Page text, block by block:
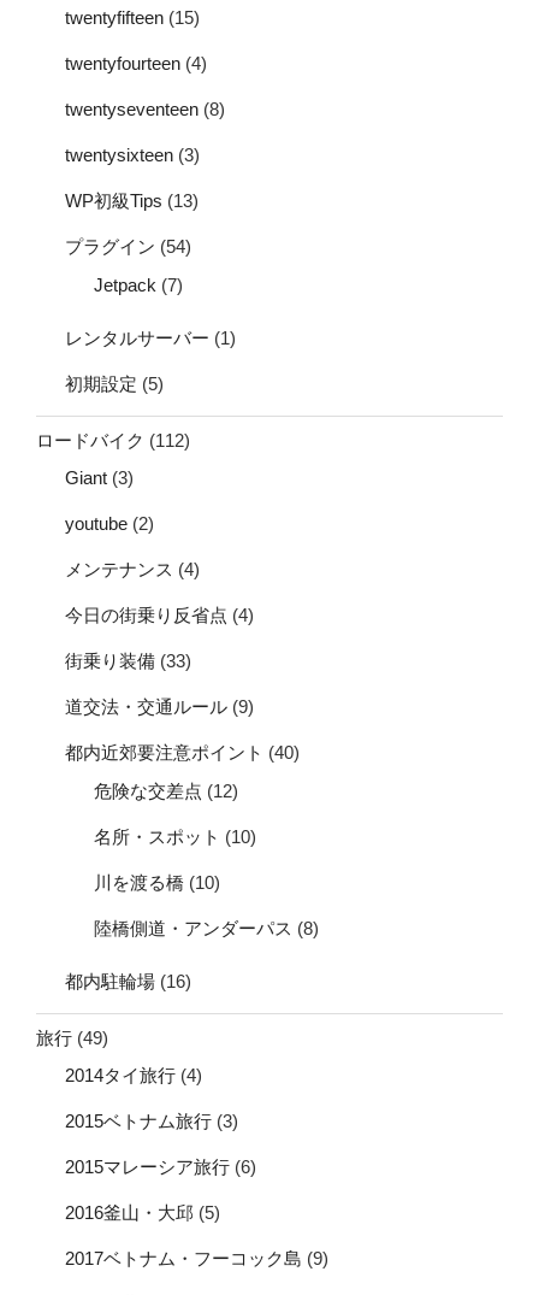
twentyfifteen (15)
twentyfourteen (4)
twentyseventeen (8)
twentysixteen (3)
WP初級Tips (13)
プラグイン (54)
Jetpack (7)
レンタルサーバー (1)
初期設定 (5)
ロードバイク (112)
Giant (3)
youtube (2)
メンテナンス (4)
今日の街乗り反省点 (4)
街乗り装備 (33)
道交法・交通ルール (9)
都内近郊要注意ポイント (40)
危険な交差点 (12)
名所・スポット (10)
川を渡る橋 (10)
陸橋側道・アンダーパス (8)
都内駐輪場 (16)
旅行 (49)
2014タイ旅行 (4)
2015ベトナム旅行 (3)
2015マレーシア旅行 (6)
2016釜山・大邱 (5)
2017ベトナム・フーコック島 (9)